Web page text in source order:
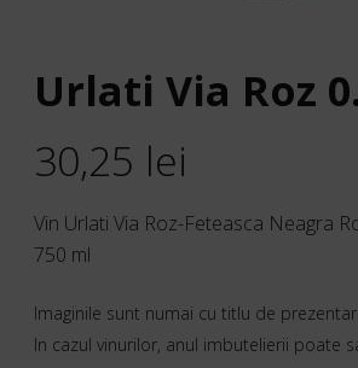
Urlati Via Roz
30,25 lei
Vin Urlati Via Roz-Feteasca Neagra
750 ml
Imaginile sunt numai cu titlu de
In cazul vinurilor, anul imbutelierii poate